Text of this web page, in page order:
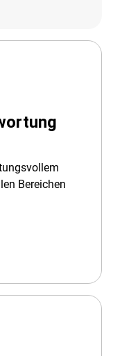
Bereichen